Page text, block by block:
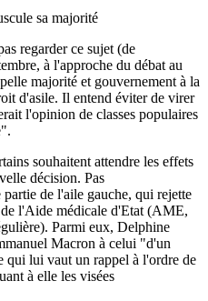
sa majorité
regarder ce sujet (de
à l'approche du débat au
majorité et gouvernement à la
d'asile. Il entend éviter de virer
l'opinion de classes populaires
souhaitent attendre les effets
décision. Pas
de l'aile gauche, qui rejette
de l'Aide médicale d'Etat (AME,
Parmi eux, Delphine
Macron à celui "d'un
qui lui vaut un rappel à l'ordre de
à elle les visées